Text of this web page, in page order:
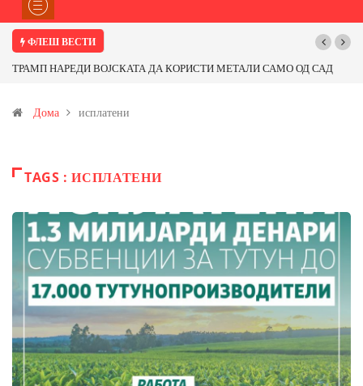
ФЛЕШ ВЕСТИ
ТРАМП НАРЕДИ ВОЈСКАТА ДА КОРИСТИ МЕТАЛИ САМО ОД САД
Иловица и со антимонот?
Дома исплатени
TAGS : ИСПЛАТЕНИ